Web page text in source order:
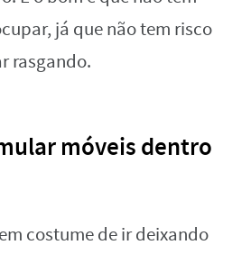
já que não tem risco
rasgando.
móveis dentro
costume de ir deixando